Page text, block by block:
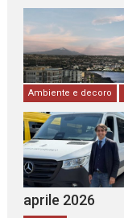
Ambiente e decoro
aprile 2026